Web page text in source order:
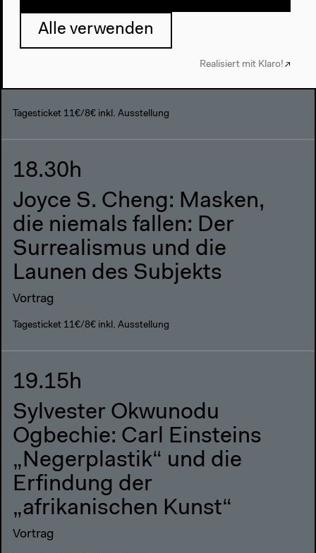
17.30h
Gespräch
Mit Sven Lütticken & Maria Stavrinaki,
Tagesticket 11€/8€ inkl. Ausstellung
18.30h
Joyce S. Cheng: Masken,
die niemals fallen: Der
Surrealismus und die
Launen des Subjekts
Vortrag
Tagesticket 11€/8€ inkl. Ausstellung
19.15h
Sylvester Okwunodu
Ogbechie: Carl Einsteins
„Negerplastik“ und die
Erfindung der
„afrikanischen Kunst“
Vortrag
Alle verwenden
Realisiert mit Klaro!